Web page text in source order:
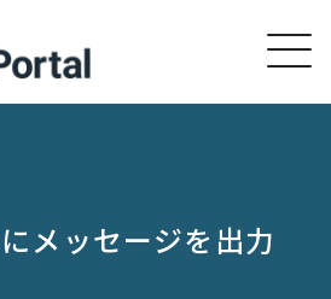
メッセージを出力